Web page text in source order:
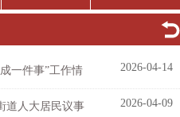
一件事”工作情 2026-04-14
道人大居民议事 2026-04-09